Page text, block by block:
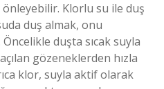
Klorlu su ile duş
duş almak, onu
duşta sıcak suyla
gözeneklerden hızla
klor, suyla aktif olarak